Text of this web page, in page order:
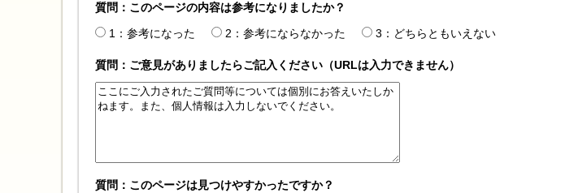
質問：このページの内容は参考になりましたか？
1：参考になった
2：参考にならなかった 3：どちらともいえない
質問：ご意見がありましたらご記入ください（URLは入力できません）
質問：このページは見つけやすかったですか？